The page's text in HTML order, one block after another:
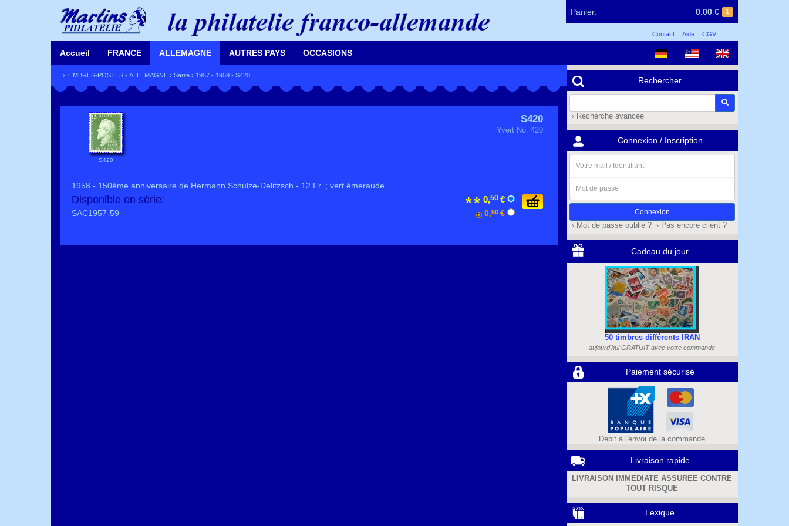
Panier: 1
0.00 €
Contact Aide CGV
Accueil FRANCE ALLEMAGNE AUTRES PAYS OCCASIONS
› TIMBRES-POSTES › ALLEMAGNE › Sarre › 1957 - 1959 › S420
S420
S420
Yvert No. 420
1958 - 150ème anniversaire de Hermann Schulze-Delitzsch - 12 Fr. ; vert émeraude
0,50 €
0,50 €
Disponible en série:
SAC1957-59
Rechercher
› Recherche avancée
Connexion / Inscription
mail
/
Identifiant
de
passe
› Mot de passe oublié ? › Pas encore client ?
Cadeau du jour
50 timbres différents IRAN
aujourd'hui GRATUIT avec votre commande
Paiement sécurisé
Débit à l'envoi de la commande
Livraison rapide
LIVRAISON IMMEDIATE ASSUREE CONTRE
TOUT RISQUE
Lexique